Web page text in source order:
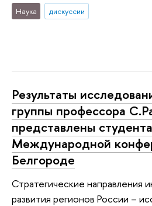
Наука дискуссии
Результаты
группы профессора
представлены
Международной
Белгороде
Стратегические направления
развития регионов России –